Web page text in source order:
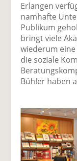
Erlangen
namhafte
Publikum
bringt viele
wiederum
die soziale
Bühler haben